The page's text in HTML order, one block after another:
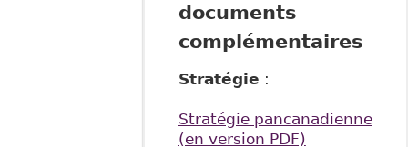
documents
complémentaires
Stratégie :
Stratégie pancanadienne
(en version PDF)